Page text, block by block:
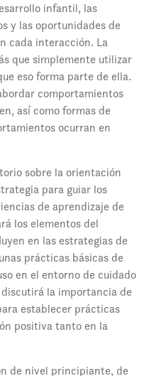
infantil, las
y las oportunidades de
cada interacción. La
que simplemente utilizar
eso forma parte de ella.
comportamientos
así como formas de
ocurran en
sobre la orientación
para guiar los
de aprendizaje de
los elementos del
en las estrategias de
prácticas básicas de
en el entorno de cuidado
la importancia de
establecer prácticas
positiva tanto en la
de nivel principiante, de